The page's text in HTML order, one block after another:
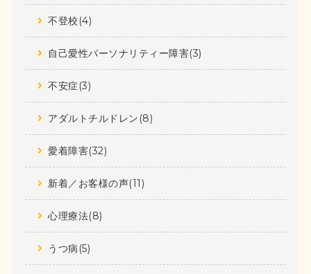
不登校(4)
自己愛性パーソナリティー障害(3)
不安症(3)
アダルトチルドレン(8)
愛着障害(32)
新着／お客様の声(11)
心理療法(8)
うつ病(5)